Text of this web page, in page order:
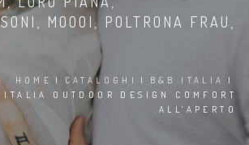
MOOOI, POLTRONA FRAU,
HOME | CATALOGHI | B&B ITALIA
|
ITALIA OUTDOOR DESIGN COMFORT
ALL'APERTO